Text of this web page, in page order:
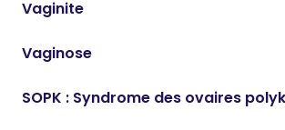
Vaginite
Vaginose
SOPK : Syndrome des ovaires